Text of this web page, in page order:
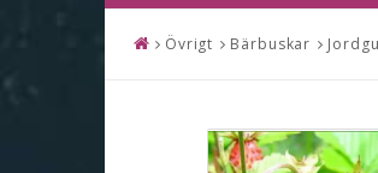
Övrigt Bärbuskar